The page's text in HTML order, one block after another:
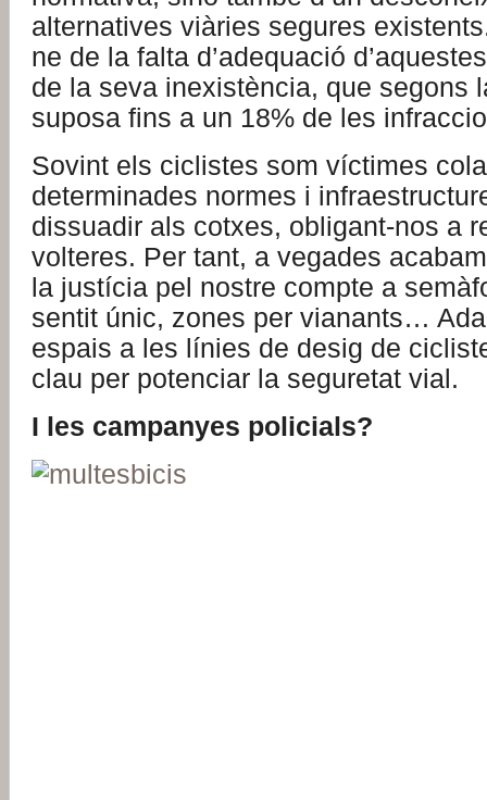
alternatives viàries segures
ne de la falta d’adequació
de la seva inexistència, que segons
suposa fins a un 18% de les
Sovint els ciclistes som víctimes
determinades normes i
dissuadir als cotxes, obligant-nos a
volteres. Per tant, a vegades
la justícia pel nostre compte a
sentit únic, zones per vianants…
espais a les línies de desig de
clau per potenciar la seguretat vial.
I les campanyes policials?